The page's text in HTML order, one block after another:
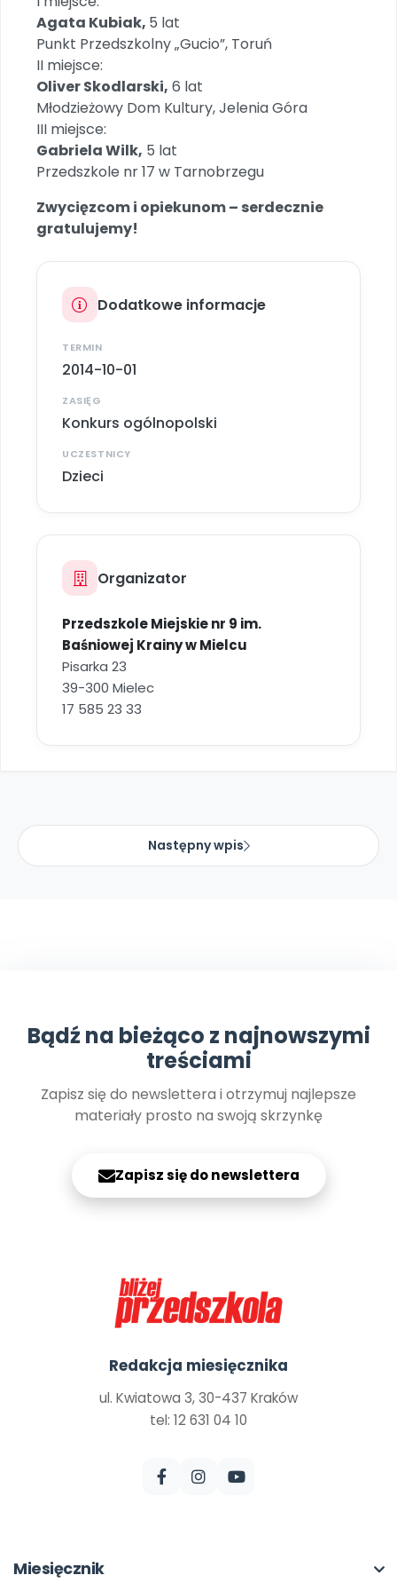
Archiwalne numery
Pomoc
Promocje
Agata Kubiak, 5 lat
Punkt Przedszkolny „Gucio”, Toruń
II miejsce:
Oliver Skodlarski, 6 lat
Młodzieżowy Dom Kultury, Jelenia Góra
III miejsce:
Gabriela Wilk, 5 lat
Przedszkole nr 17 w Tarnobrzegu
Zwycięzcom i opiekunom – serdecznie
gratulujemy!
Dodatkowe informacje
TERMIN
2014-10-01
ZASIĘG
Konkurs ogólnopolski
UCZESTNICY
Dzieci
Organizator
Przedszkole Miejskie nr 9 im.
Baśniowej Krainy w Mielcu
Pisarka 23
39-300 Mielec
17 585 23 33
Następny wpis
Bądź na bieżąco z najnowszymi
treściami
Zapisz się do newslettera i otrzymuj najlepsze
materiały prosto na swoją skrzynkę
Zapisz się do newslettera
Redakcja miesięcznika
ul. Kwiatowa 3, 30-437 Kraków
tel: 12 631 04 10
Miesięcznik